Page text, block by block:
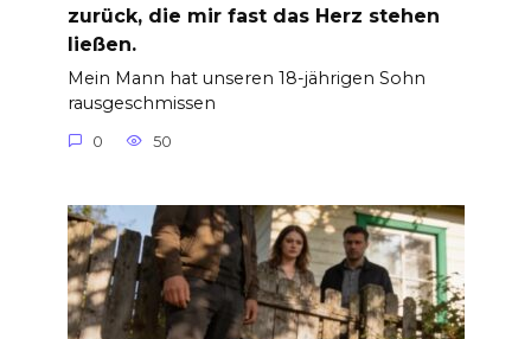
zurück, die mir fast das Herz stehen
ließen.
Mein Mann hat unseren 18-jährigen Sohn
rausgeschmissen
0 50